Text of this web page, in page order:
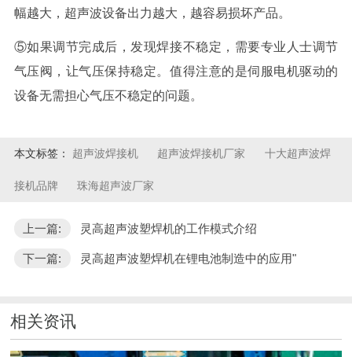
幅越大，超声波设备出力越大，越容易损坏产品。
⑤如果调节完成后，发现焊接不稳定，需要专业人士调节
气压阀，让气压保持稳定。值得注意的是伺服电机驱动的
设备无需担心气压不稳定的问题。
本文标签： 超声波焊接机 超声波焊接机厂家 十大超声波焊
接机品牌 珠海超声波厂家
上一篇: 灵高超声波塑焊机的工作模式介绍
下一篇: 灵高超声波塑焊机在锂电池制造中的应用"
相关资讯